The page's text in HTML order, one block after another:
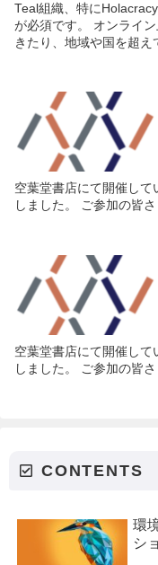
Teal組織、特に
が必須です。 オンライ
きたり、地域や国を超え
空葉堂書店にて開催し
しました。 ご参加の皆
空葉堂書店にて開催し
しました。 ご参加の皆
CONTENTS
環
シ